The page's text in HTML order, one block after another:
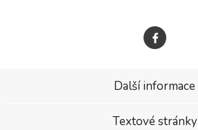
Další informace
Textové stránky